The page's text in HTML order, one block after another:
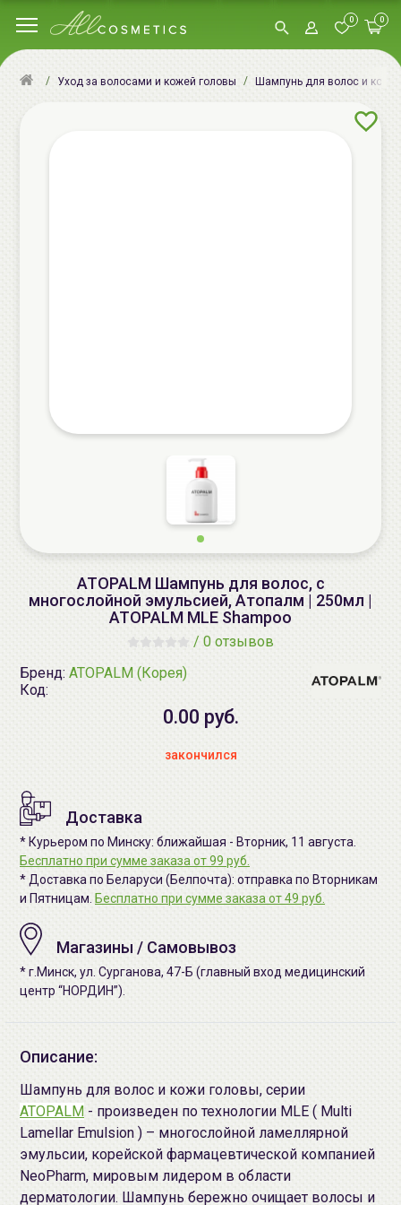
0 0
Уход за волосами и кожей головы Шампунь для волос и кожи
ATOPALM Шампунь для волос, с
многослойной эмульсией, Атопалм | 250мл |
ATOPALM MLE Shampoo
/ 0 отзывов
Бренд: ATOPALM (Корея)
Код:
0.00 руб.
закончился
Доставка
* Курьером по Минску: ближайшая - Вторник, 11 августа.
Бесплатно при сумме заказа от 99 руб.
* Доставка по Беларуси (Белпочта): отправка по Вторникам
и Пятницам. Бесплатно при сумме заказа от 49 руб.
Магазины / Самовывоз
* г.Минск, ул. Сурганова, 47-Б (главный вход медицинский
центр “НОРДИН”).
Описание:
Шампунь для волос и кожи головы, серии
ATOPALM - произведен по технологии MLE ( Multi
Lamellar Emulsion ) – многослойной ламеллярной
эмульсии, корейской фармацевтической компанией
NeoPharm, мировым лидером в области
дерматологии. Шампунь бережно очищает волосы и